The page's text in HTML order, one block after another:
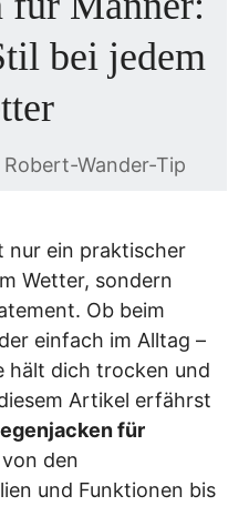
bei jedem
Robert-Wander-Tip
nur ein praktischer
Wetter, sondern
Ob beim
einfach im Alltag –
hält dich trocken und
Artikel erfährst
für
den
und Funktionen bis